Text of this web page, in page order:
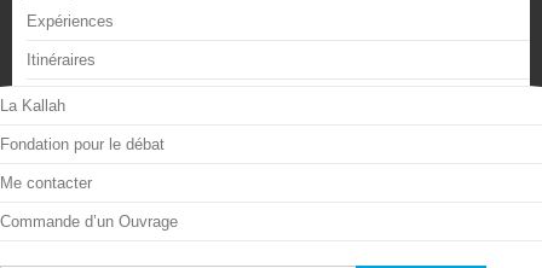
Expériences
Itinéraires
La Kallah
Fondation pour le débat
Me contacter
Commande d’un Ouvrage